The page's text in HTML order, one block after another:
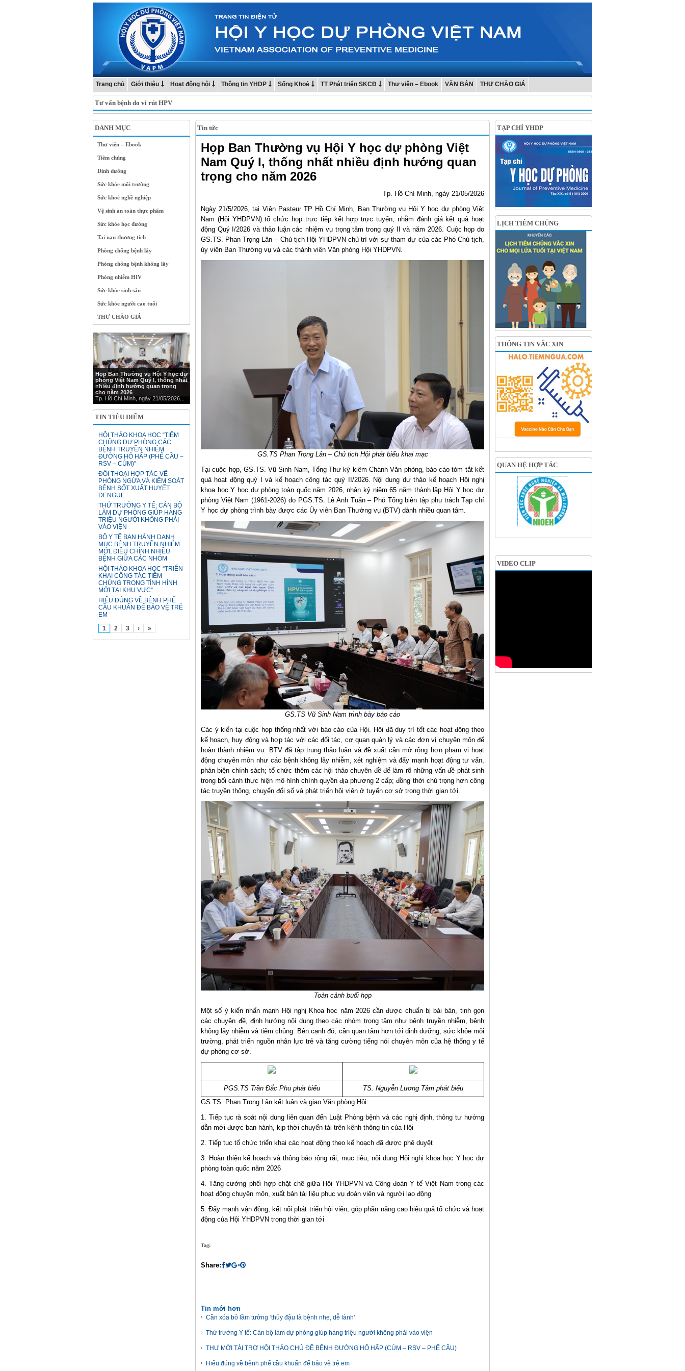
Trang chủ Giới thiệu Hoạt động hội Thông tin YHDP Sống Khoẻ TT Phát triển SKCĐ Thư viện – Ebook VĂN BẢN THƯ CHÀO GIÁ
Tư vấn bệnh do vi rút HPV
DANH MỤC
Thư viện – Ebook
Tiêm chủng
Dinh dưỡng
Sức khỏe môi trường
Sức khoẻ nghề nghiệp
Vệ sinh an toàn thực phẩm
Sức khỏe học đường
Tai nạn thương tích
Phòng chống bệnh lây
Phòng chống bệnh không lây
Phòng nhiễm HIV
Sức khỏe sinh sản
Sức khỏe người cao tuổi
THƯ CHÀO GIÁ
Họp Ban Thường vụ Hội Y học dự
phòng Việt Nam Quý I, thống nhất
nhiều định hướng quan trọng
cho năm 2026
Tp. Hồ Chí Minh, ngày 21/05/2026...
TIN TIÊU ĐIỂM
HỘI THẢO KHOA HỌC “TIÊM
CHỦNG DỰ PHÒNG CÁC
BỆNH TRUYỀN NHIỄM
ĐƯỜNG HÔ HẤP (PHẾ CẦU –
RSV – CÚM)”
ĐỐI THOẠI HỢP TÁC VỀ
PHÒNG NGỪA VÀ KIỂM SOÁT
BỆNH SỐT XUẤT HUYẾT
DENGUE
THỨ TRƯỞNG Y TẾ: CÁN BỘ
LÀM DỰ PHÒNG GIÚP HÀNG
TRIỆU NGƯỜI KHÔNG PHẢI
VÀO VIỆN
BỘ Y TẾ BAN HÀNH DANH
MỤC BỆNH TRUYỀN NHIỄM
MỚI, ĐIỀU CHỈNH NHIỀU
BỆNH GIỮA CÁC NHÓM
HỘI THẢO KHOA HỌC “TRIỂN
KHAI CÔNG TÁC TIÊM
CHỦNG TRONG TÌNH HÌNH
MỚI TẠI KHU VỰC”
HIỂU ĐÚNG VỀ BỆNH PHẾ
CẦU KHUẨN ĐỂ BẢO VỆ TRẺ
EM
1
2 3 › »
Tin tức
Họp Ban Thường vụ Hội Y học dự phòng Việt
Nam Quý I, thống nhất nhiều định hướng quan
trọng cho năm 2026
Tp. Hồ Chí Minh, ngày 21/05/2026
Ngày 21/5/2026, tại Viện Pasteur TP Hồ Chí Minh, Ban Thường vụ Hội Y học dự phòng Việt
Nam (Hội YHDPVN) tổ chức họp trực tiếp kết hợp trực tuyến, nhằm đánh giá kết quả hoạt
động Quý I/2026 và thảo luận các nhiệm vụ trọng tâm trong quý II và năm 2026. Cuộc họp do
GS.TS. Phan Trọng Lân – Chủ tịch Hội YHDPVN chủ trì với sự tham dự của các Phó Chủ tịch,
ủy viên Ban Thường vụ và các thành viên Văn phòng Hội YHDPVN.
GS.TS Phan Trọng Lân – Chủ tịch Hội phát biểu khai mạc
Tại cuộc họp, GS.TS. Vũ Sinh Nam, Tổng Thư ký kiêm Chánh Văn phòng, báo cáo tóm tắt kết
quả hoạt động quý I và kế hoạch công tác quý II/2026. Nội dung dự thảo kế hoạch Hội nghị
khoa học Y học dự phòng toàn quốc năm 2026, nhân kỷ niệm 65 năm thành lập Hội Y học dự
phòng Việt Nam (1961-2026) do PGS.TS. Lê Anh Tuấn – Phó Tổng biên tập phụ trách Tạp chí
Y học dự phòng trình bày được các Ủy viên Ban Thường vụ (BTV) dành nhiều quan tâm.
GS.TS Vũ Sinh Nam trình bày báo cáo
Các ý kiến tại cuộc họp thống nhất với báo cáo của Hội. Hội đã duy trì tốt các hoạt động theo
kế hoạch, huy động và hợp tác với các đối tác, cơ quan quản lý và các đơn vị chuyên môn để
hoàn thành nhiệm vụ. BTV đã tập trung thảo luận và đề xuất cần mở rộng hơn phạm vi hoạt
động chuyên môn như các bệnh không lây nhiễm, xét nghiệm và đẩy mạnh hoạt động tư vấn,
phản biện chính sách; tổ chức thêm các hội thảo chuyên đề để làm rõ những vấn đề phát sinh
trong bối cảnh thực hiện mô hình chính quyền địa phương 2 cấp; đồng thời chú trọng hơn công
tác truyền thông, chuyển đổi số và phát triển hội viên ở tuyến cơ sở trong thời gian tới.
Toàn cảnh buổi họp
Một số ý kiến nhấn mạnh Hội nghị Khoa học năm 2026 cần được chuẩn bị bài bản, tinh gọn
các chuyên đề, định hướng nội dung theo các nhóm trọng tâm như bệnh truyền nhiễm, bệnh
không lây nhiễm và tiêm chủng. Bên cạnh đó, cần quan tâm hơn tới dinh dưỡng, sức khỏe môi
trường, phát triển nguồn nhân lực trẻ và tăng cường tiếng nói chuyên môn của hệ thống y tế
dự phòng cơ sở.
PGS.TS Trần Đắc Phu phát biểu
TS. Nguyễn Lương Tâm phát biểu
GS.TS. Phan Trọng Lân kết luận và giao Văn phòng Hội:
1. Tiếp tục rà soát nội dung liên quan đến Luật Phòng bệnh và các nghị định, thông tư hướng
dẫn mới được ban hành, kịp thời chuyển tải trên kênh thông tin của Hội
2. Tiếp tục tổ chức triển khai các hoạt động theo kế hoạch đã được phê duyệt
3. Hoàn thiện kế hoạch và thông báo rộng rãi, mục tiêu, nội dung Hội nghị khoa học Y học dự
phòng toàn quốc năm 2026
4. Tăng cường phối hợp chặt chẽ giữa Hội YHDPVN và Công đoàn Y tế Việt Nam trong các
hoạt động chuyên môn, xuất bản tài liệu phục vụ đoàn viên và người lao động
5. Đẩy mạnh vận động, kết nối phát triển hội viên, góp phần nâng cao hiệu quả tổ chức và hoạt
động của Hội YHDPVN trong thời gian tới
Tag:
Share:
Tin mới hơn
Cần xóa bỏ lầm tưởng ‘thủy đậu là bệnh nhẹ, dễ lành’
Thứ trưởng Y tế: Cán bộ làm dự phòng giúp hàng triệu người không phải vào viện
THƯ MỜI TÀI TRỢ HỘI THẢO CHỦ ĐỀ BỆNH ĐƯỜNG HÔ HẤP (CÚM – RSV – PHẾ CẦU)
Hiểu đúng về bệnh phế cầu khuẩn để bảo vệ trẻ em
TẠP CHÍ YHDP
LỊCH TIÊM CHỦNG
THÔNG TIN VẮC XIN
QUAN HỆ HỢP TÁC
VIDEO CLIP